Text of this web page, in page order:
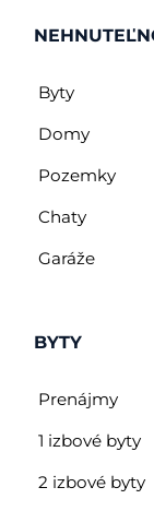
Byty
Domy
Pozemky
Chaty
Garáže
BYTY
Prenájmy
1 izbové byty
2 izbové byty